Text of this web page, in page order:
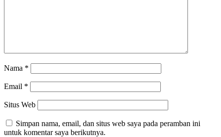
Nama *
Email *
Situs Web
Simpan nama, email, dan situs web saya pada peramban ini
untuk komentar saya berikutnya.